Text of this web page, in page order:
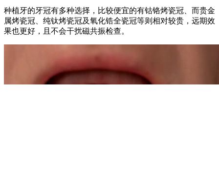
种植牙的牙冠有多种选择，比较便宜的有钴铬烤瓷冠、而贵金
属烤瓷冠、纯钛烤瓷冠及氧化锆全瓷冠等则相对较贵，远期效
果也更好，且不会干扰磁共振检查。